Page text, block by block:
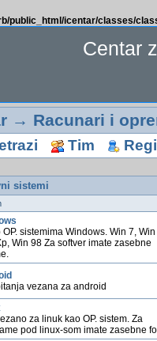
public_html/icentar/classes/
Centar
→ Racunari i
Tim
sistemi
OP. sistemima Windows. Win 7,
Win 98 Za softver imate zasebne
vezana za android
za linuk kao OP. sistem. Za
pod linux-som imate zasebne